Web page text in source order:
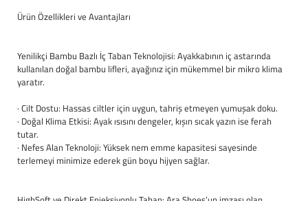
Igor
Primigi
SuperFit
El ve El Bilek
Kol Askısı
Korseler
Kifidis Anatomik
K1992 Serisi
Ürün Özellikleri ve Avantajları
Yenilikçi Bambu Bazlı İç Taban Teknolojisi: Ayakkabının iç astarında
kullanılan doğal bambu lifleri, ayağınız için mükemmel bir mikro klima
yaratır.
· Cilt Dostu: Hassas ciltler için uygun, tahriş etmeyen yumuşak doku.
· Doğal Klima Etkisi: Ayak ısısını dengeler, kışın sıcak yazın ise ferah
tutar.
· Nefes Alan Teknoloji: Yüksek nem emme kapasitesi sayesinde
terlemeyi minimize ederek gün boyu hijyen sağlar.